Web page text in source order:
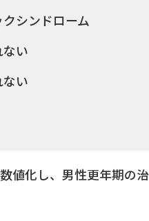
シンドローム
い
い
化し、男性更年期の治